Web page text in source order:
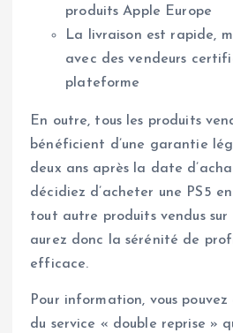
produits Apple Europe
La livraison est rapide,
avec des vendeurs
plateforme
En outre, tous les produits
bénéficient d’une garantie
deux ans après la date
décidiez d’acheter une PS5
tout autre produits vendus sur
aurez donc la sérénité de
efficace.
Pour information, vous
du service « double reprise »